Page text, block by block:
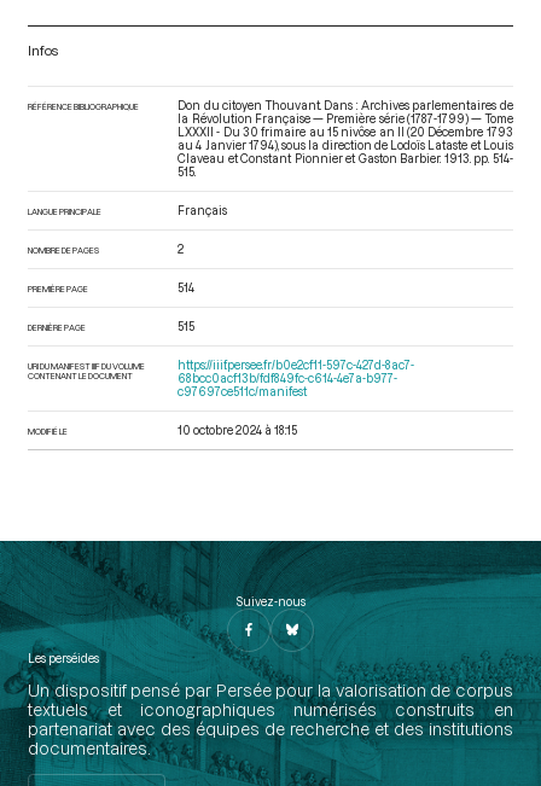
Infos
RÉFÉRENCE BIBLIOGRAPHIQUE
Don du citoyen Thouvant. Dans : Archives parlementaires de
la Révolution Française — Première série (1787-1799) — Tome
LXXXII - Du 30 frimaire au 15 nivôse an II (20 Décembre 1793
au 4 Janvier 1794), sous la direction de Lodoïs Lataste et Louis
Claveau et Constant Pionnier et Gaston Barbier. 1913. pp. 514-
515.
LANGUE PRINCIPALE Français
NOMBRE DE PAGES 2
PREMIÈRE PAGE 514
DERNIÈRE PAGE 515
URI DU MANIFEST IIIF DU VOLUME
CONTENANT LE DOCUMENT
https://iiif.persee.fr/b0e2cf11-597c-427d-8ac7-
68bcc0acf13b/fdf849fc-c614-4e7a-b977-
c97697ce511c/manifest
MODIFIÉ LE 10 octobre 2024 à 18:15
Suivez-nous
Les perséides
Un dispositif pensé par Persée pour la valorisation de corpus
textuels et iconographiques numérisés construits en
partenariat avec des équipes de recherche et des institutions
documentaires.